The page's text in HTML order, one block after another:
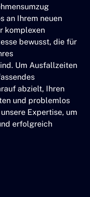
an Ihrem neuen
komplexen
bewusst, die für
Um Ausfallzeiten
abzielt, Ihren
und problemlos
Expertise, um
erfolgreich